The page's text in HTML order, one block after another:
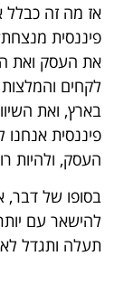
אז מה זה כבלל
פיננסית
את העסק ואת
לקחים
בארץ, ואת
פיננסית
העסק, ולהיות
בסופו של דבר,
להישאר עם
תעלה ותגדל